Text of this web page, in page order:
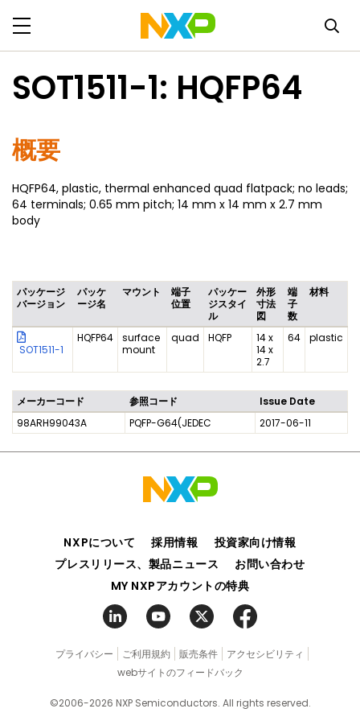
SOT1511-1: HQFP64
概要
HQFP64, plastic, thermal enhanced quad flatpack; no leads;
64 terminals; 0.65 mm pitch; 14 mm x 14 mm x 2.7 mm
body
パッケージ
バージョン
パッケ
ージ名
マウント
端子
位置
パッケー
ジスタイ
ル
外形
寸法
図
端
子
数
材料
SOT1511-1
HQFP64
surface
mount
quad HQFP
14 x
14 x
2.7
64 plastic
メーカーコード 参照コード
Issue Date
98ARH99043A
PQFP-G64(JEDEC 2017-06-11
NXPについて 採用情報
投資家向け情報
プレスリリース、製品ニュース
お問い合わせ
MY NXPアカウントの特典
プライバシー ご利用規約 販売条件
アクセシビリティ
webサイトのフィードバック
©2006-2026 NXP Semiconductors. All rights reserved.